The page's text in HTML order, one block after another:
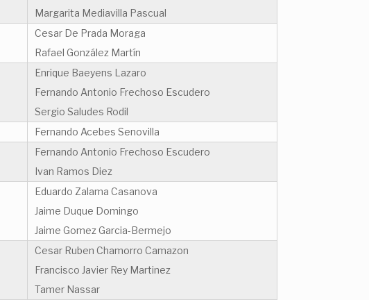
Margarita Mediavilla Pascual
Cesar De Prada Moraga
Rafael González Martín
Enrique Baeyens Lazaro
Fernando Antonio Frechoso Escudero
Sergio Saludes Rodil
Fernando Acebes Senovilla
Fernando Antonio Frechoso Escudero
Ivan Ramos Diez
Eduardo Zalama Casanova
Jaime Duque Domingo
Jaime Gomez Garcia-Bermejo
Cesar Ruben Chamorro Camazon
Francisco Javier Rey Martinez
Tamer Nassar